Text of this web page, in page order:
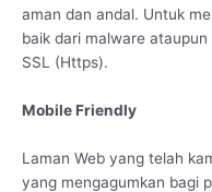
aman dan andal. Untuk
baik dari malware
SSL (Https).
Mobile Friendly
Laman Web yang telah
yang mengagumkan bagi